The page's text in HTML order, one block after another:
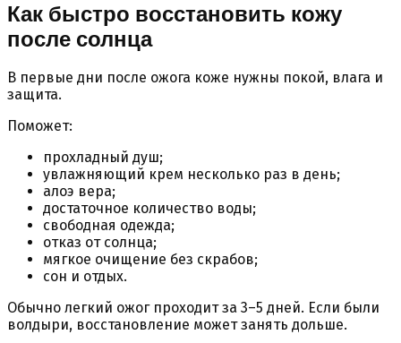
Как быстро восстановить кожу
после солнца
В первые дни после ожога коже нужны покой, влага и
защита.
Поможет:
прохладный душ;
увлажняющий крем несколько раз в день;
алоэ вера;
достаточное количество воды;
свободная одежда;
отказ от солнца;
мягкое очищение без скрабов;
сон и отдых.
Обычно легкий ожог проходит за 3–5 дней. Если были
волдыри, восстановление может занять дольше.